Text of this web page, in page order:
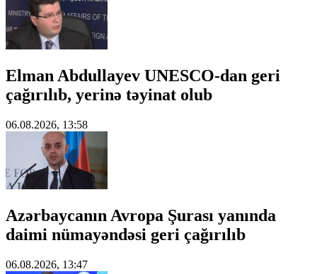
Elman Abdullayev UNESCO-dan geri
çağırılıb, yerinə təyinat olub
06.08.2026, 13:58
Azərbaycanın Avropa Şurası yanında
daimi nümayəndəsi geri çağırılıb
06.08.2026, 13:47